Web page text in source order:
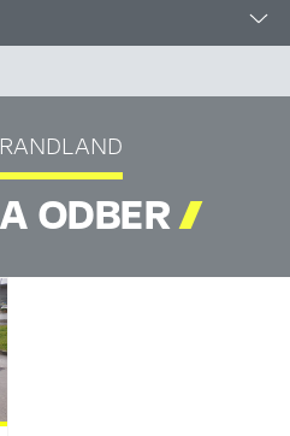
ODBER